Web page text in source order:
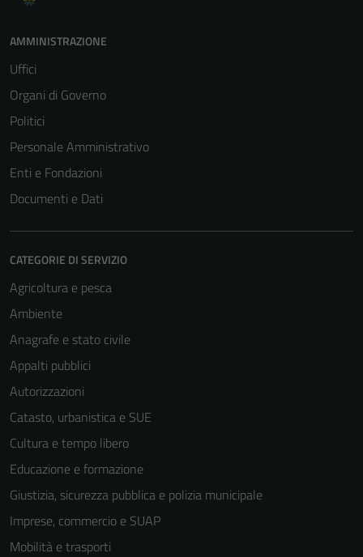
AMMINISTRAZIONE
Uffici
Organi di Governo
Politici
Personale Amministrativo
Enti e Fondazioni
Documenti e Dati
CATEGORIE DI SERVIZIO
Agricoltura e pesca
Ambiente
Anagrafe e stato civile
Appalti pubblici
Autorizzazioni
Catasto, urbanistica e SUE
Cultura e tempo libero
Educazione e formazione
Giustizia, sicurezza pubblica e polizia municipale
Imprese, commercio e SUAP
Mobilità e trasporti